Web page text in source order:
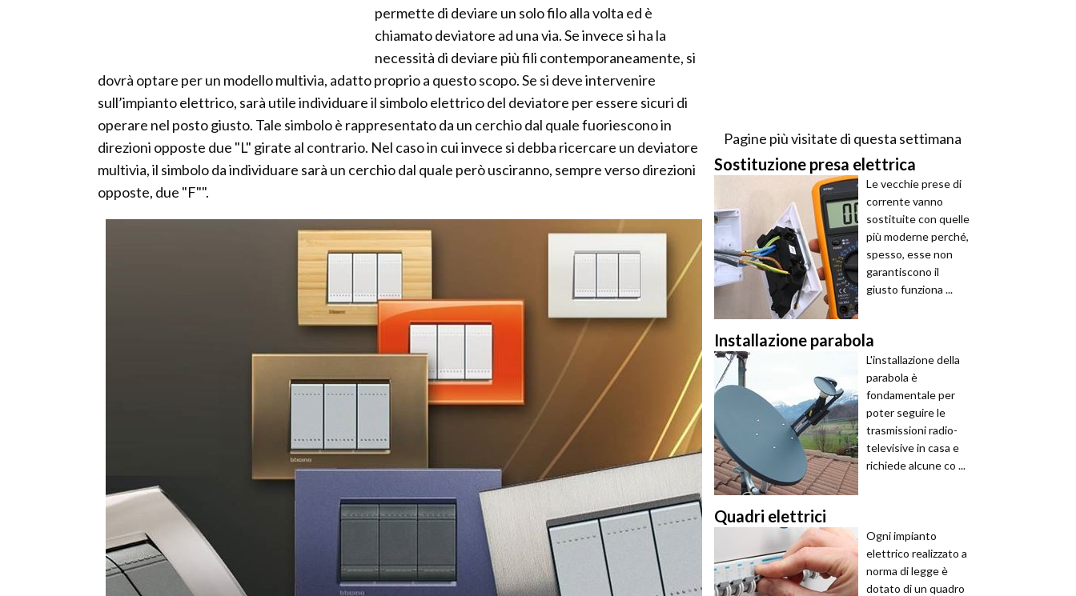
permette di deviare un solo filo alla volta ed è
chiamato deviatore ad una via. Se invece si ha la
necessità di deviare più fili contemporaneamente, si
dovrà optare per un modello multivia, adatto proprio a questo scopo. Se si deve intervenire
sull’impianto elettrico, sarà utile individuare il simbolo elettrico del deviatore per essere sicuri di
operare nel posto giusto. Tale simbolo è rappresentato da un cerchio dal quale fuoriescono in
direzioni opposte due "L" girate al contrario. Nel caso in cui invece si debba ricercare un deviatore
multivia, il simbolo da individuare sarà un cerchio dal quale però usciranno, sempre verso direzioni
opposte, due "F"".
Pagine più visitate di questa settimana
Sostituzione presa elettrica
Le vecchie prese di
corrente vanno
sostituite con quelle
più moderne perché,
spesso, esse non
garantiscono il
giusto funziona ...
Installazione parabola
L'installazione della
parabola è
fondamentale per
poter seguire le
trasmissioni radio-
televisive in casa e
richiede alcune co ...
Quadri elettrici
Ogni impianto
elettrico realizzato a
norma di legge è
dotato di un quadro